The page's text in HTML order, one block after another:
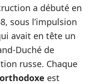
a débuté en
sous l’impulsion
avait en tête un
Duché de
russe. Chaque
est